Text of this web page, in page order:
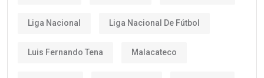
Liga Nacional Liga Nacional De Fútbol
Luis Fernando Tena Malacateco